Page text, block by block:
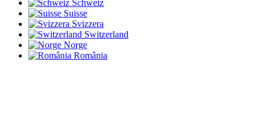
Schweiz
Suisse
Svizzera
Switzerland
Norge
România